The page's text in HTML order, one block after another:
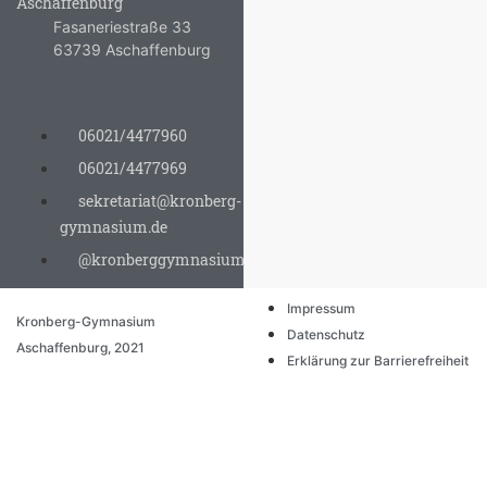
Fasaneriestraße 33
63739 Aschaffenburg
06021/4477960
06021/4477969
sekretariat@kronberg-
gymnasium.de
@kronberggymnasium
Kronberg-Gymnasium
Aschaffenburg, 2021
Impressum
Datenschutz
Erklärung zur Barrierefreiheit